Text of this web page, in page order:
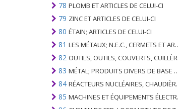
78 PLOMB ET ARTICLES DE CELUI-CI
79 ZINC ET ARTICLES DE CELUI-CI
80 ÉTAIN; ARTICLES DE CELUI-CI
81 LES MÉTAUX; N.E.C., CERMETS ET ARTICLES DE CELUI-CI
82 OUTILS, OUTILS, COUVERTS, CUILLÈRES ET FOURCHES DE MÉTAUX DE BASE; PARTIES DE CELLES-CI, EN METAL DE BASE
83 MÉTAL; PRODUITS DIVERS DE BASE METAL
84 RÉACTEURS NUCLÉAIRES, CHAUDIÈRES, MACHINES ET APPAREILS MÉCANIQUES; PARTIES DE CELLES-CI
85 MACHINES ET ÉQUIPEMENTS ÉLECTRIQUES ET LEURS PARTIES; ENREGISTREURS ET REPRODUCTEURS SONORES; APPAREILS D'ENREGISTREMENT OU DE REPRODUCTION DES IMAGES ET DU SON EN TÉLÉVISION, PIÈCES ET ACCESSOIRES DE TELS ARTICLES